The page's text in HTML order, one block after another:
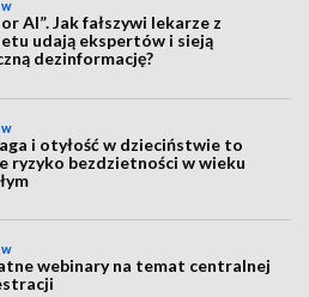
AI”. Jak fałszywi lekarze z
udają ekspertów i sieją
dezinformację?
i otyłość w dzieciństwie to
ryzyko bezdzietności w wieku
webinary na temat centralnej